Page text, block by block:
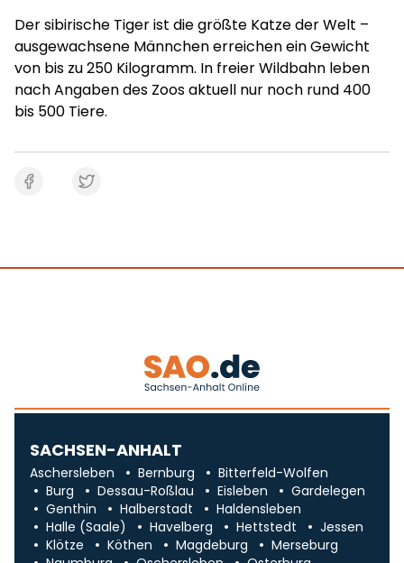
Der sibirische Tiger ist die größte Katze der Welt –
ausgewachsene Männchen erreichen ein Gewicht
von bis zu 250 Kilogramm. In freier Wildbahn leben
nach Angaben des Zoos aktuell nur noch rund 400
bis 500 Tiere.
SACHSEN-ANHALT
Aschersleben Bernburg
Bitterfeld-Wolfen
Burg
Dessau-Roßlau Eisleben
Gardelegen
Genthin
Halberstadt
Haldensleben
Halle (Saale)
Havelberg Hettstedt
Jessen
Klötze
Köthen Magdeburg
Merseburg